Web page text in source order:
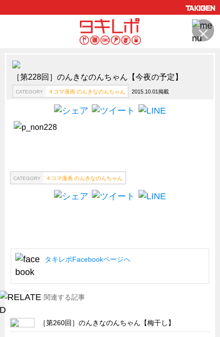
新製品ロケットニュース
モニターアーム
CFRP（炭素繊維強化プラスチック）
試作・特注品の事例集
省力化製品
配電盤・分電盤・キュービクル
ロボット・自動化装置関連
［第228回］のんきなのんちゃん【今夜の予定】
CATEGORY ４コマ漫画 のんきなのんちゃん 2015.10.01掲載
CATEGORY ４コマ漫画 のんきなのんちゃん
タキレポFacebookページへ
関連する記事
［第260回］のんきなのんちゃん【梅干し】